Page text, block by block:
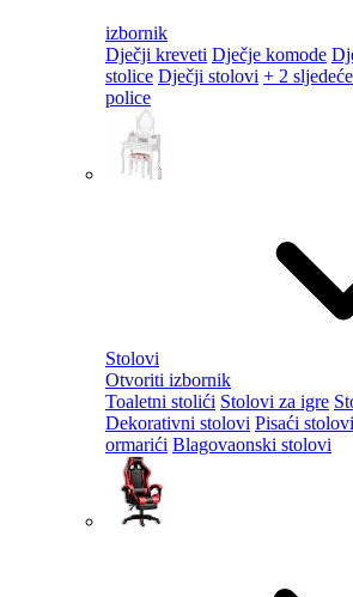
izbornik
Dječji kreveti Dječje komode
stolice Dječji stolovi + 2 sljedeće
police
Stolovi
Otvoriti izbornik
Toaletni stolići Stolovi za igre
Dekorativni stolovi Pisaći stolovi
ormarići Blagovaonski stolovi